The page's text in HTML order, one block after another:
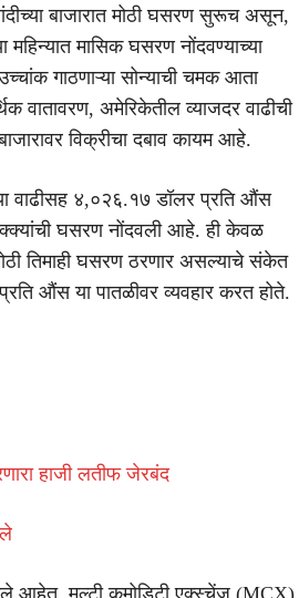
बाजारात मोठी घसरण सुरूच असून,
महिन्यात मासिक घसरण नोंदवण्याच्या
गाठणाऱ्या सोन्याची चमक आता
वातावरण, अमेरिकेतील व्याजदर वाढीची
विक्रीचा दबाव कायम आहे.
वाढीसह ४,०२६.१७ डॉलर प्रति औंस
घसरण नोंदवली आहे. ही केवळ
तिमाही घसरण ठरणार असल्याचे संकेत
औंस या पातळीवर व्यवहार करत होते.
हाजी लतीफ जेरबंद
आहेत. मल्टी कमोडिटी एक्स्चेंज (MCX)